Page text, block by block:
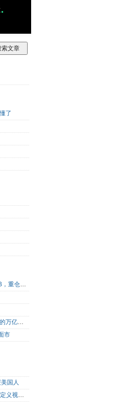
了
字节年内二开全员会：承认落后，转向To B，重仓年轻人
SpaceX上市后首份财报引发暴跌？理想中的万亿营收太空AI公司，正在靠地面AI云挣钱
市
国人
MiniMax H3 视频模型登顶开源社区第一，定义视频模型领域“斩杀线”